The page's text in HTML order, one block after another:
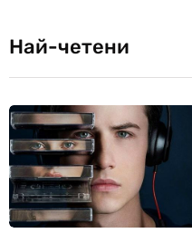
Най-четени